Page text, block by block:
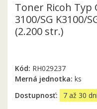
Toner Ricoh Typ
3100/SG K3100/
(2.200 str.)
Kód: RH029237
Merná jednotka: ks
Dostupnosť:
7 až 30